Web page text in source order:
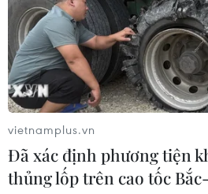
vietnamplus.vn
Đã xác định phương tiện
thủng lốp trên cao tốc